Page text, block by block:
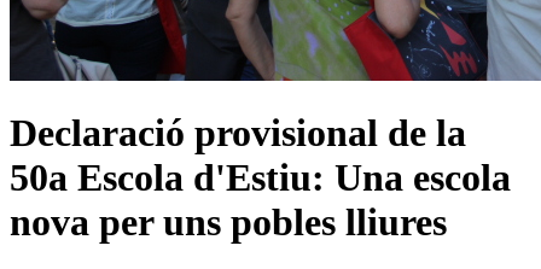
Declaració provisional de la
50a Escola d'Estiu: Una escola
nova per uns pobles lliures